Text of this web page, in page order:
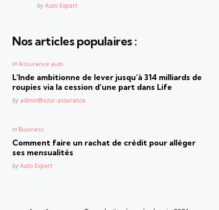
Posted
byAuto Expert
Nos articles populaires :
Posted
in Assurance auto
L’Inde ambitionne de lever jusqu’à 314 milliards de
roupies via la cession d’une part dans Life
Posted
by admin@azur-assurance
Posted
in Business
Comment faire un rachat de crédit pour alléger
ses mensualités
Posted
byAuto Expert